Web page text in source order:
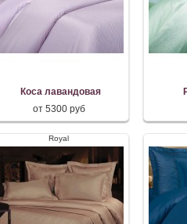
Коса лавандовая
от 5300 руб
Royal